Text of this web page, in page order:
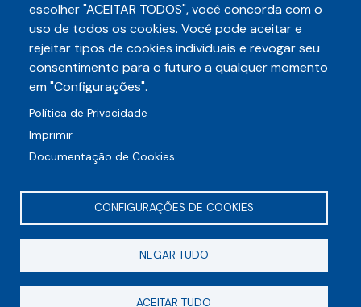
Telefone
(85)3248-5657
E-mail
auditece@auditece.org.br
Fortaleza - CE
escolher "ACEITAR TODOS", você concorda com o
uso de todos os cookies. Você pode aceitar e
rejeitar tipos de cookies individuais e revogar seu
consentimento para o futuro a qualquer momento
em "Configurações".
Política de Privacidade
Imprimir
Documentação de Cookies
CONFIGURAÇÕES DE COOKIES
NEGAR TUDO
ACEITAR TUDO